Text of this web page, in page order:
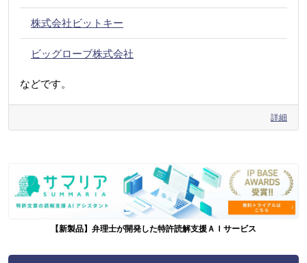
株式会社ビットキー
ビッグローブ株式会社
などです。
詳細
【新製品】弁理士が開発した特許読解支援ＡＩサービス